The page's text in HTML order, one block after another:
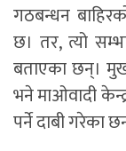
गठबन्धन
छ। तर, त्यो
बताएका छन्।
भने माओवादी
पर्ने दाबी गरेका